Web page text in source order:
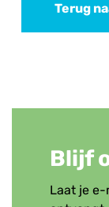
Terug
Blijf
Laat je